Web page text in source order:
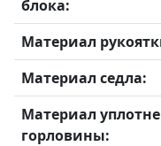
блока:
Материал
Материал седла:
Материал
горловины: